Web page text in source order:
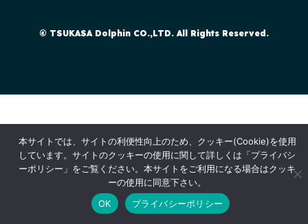
© TSUKASA Dolphin CO.,LTD. All Rights Reserved.
TEL お問い合わせ お見積もり
本サイトでは、サイトの利便性向上のため、クッキー(Cookie)を使用
しています。サイトのクッキーの使用に関して詳しくは「プライバシ
ーポリシー」をご覧ください。本サイトをご利用になる場合はクッキ
ーの使用に同意下さい。
OK
プライバシーポリシー